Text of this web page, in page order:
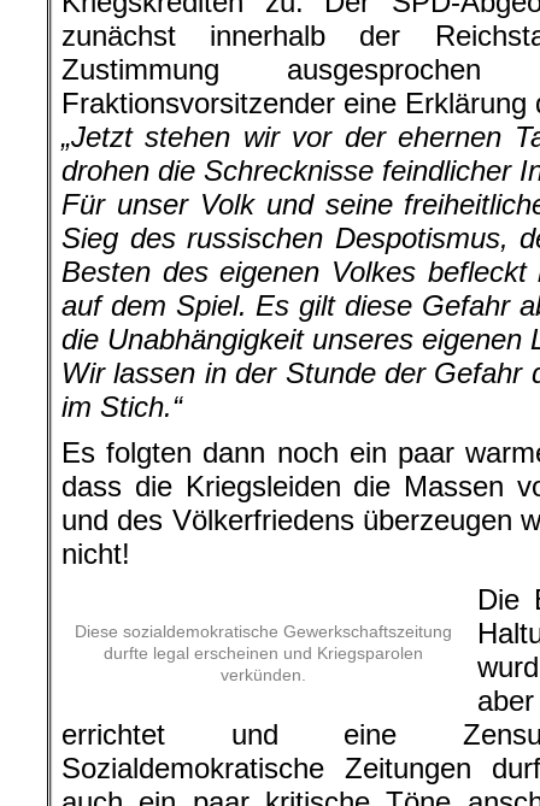
zunächst innerhalb der
Zustimmung
Fraktionsvorsitzender eine Erklärung
„Jetzt stehen wir vor der ehernen
drohen die Schrecknisse feindlicher
Für unser Volk und seine
Sieg des russischen Despotismus,
Besten des eigenen Volkes
auf dem Spiel. Es gilt diese Gefahr
die Unabhängigkeit unseres eigenen
Wir lassen in der Stunde der Gefahr
im Stich.“
Es folgten dann noch ein paar
dass die Kriegsleiden die Massen
und des Völkerfriedens überzeugen
nicht!
Diese sozialdemokratische Gewerkschaftszeitung
durfte legal erscheinen und Kriegsparolen
verkünden.
Die
errichtet und eine
Sozialdemokratische Zeitungen